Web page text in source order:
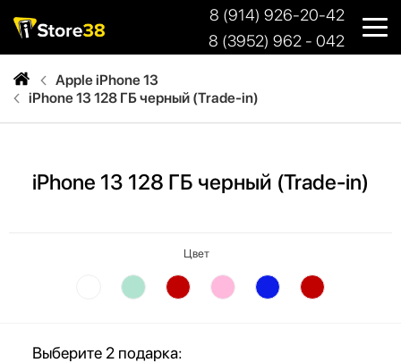
8 (914) 926-20-42
8 (3952) 962 - 042
Apple iPhone 13
iPhone 13 128 ГБ черный (Trade-in)
iPhone 13 128 ГБ черный (Trade-in)
Цвет
Выберите 2 подарка: